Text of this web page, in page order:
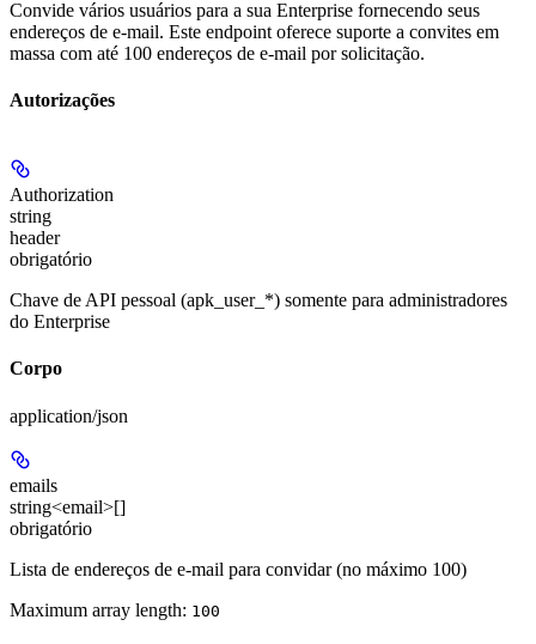
Convide vários usuários para a sua Enterprise fornecendo seus
endereços de e-mail. Este endpoint oferece suporte a convites em
massa com até 100 endereços de e-mail por solicitação.
Autorizações
Authorization
string
header
obrigatório
Chave de API pessoal (apk_user_*) somente para administradores
do Enterprise
Corpo
application/json
emails
string<email>[]
obrigatório
Lista de endereços de e‑mail para convidar (no máximo 100)
Maximum array length: 100